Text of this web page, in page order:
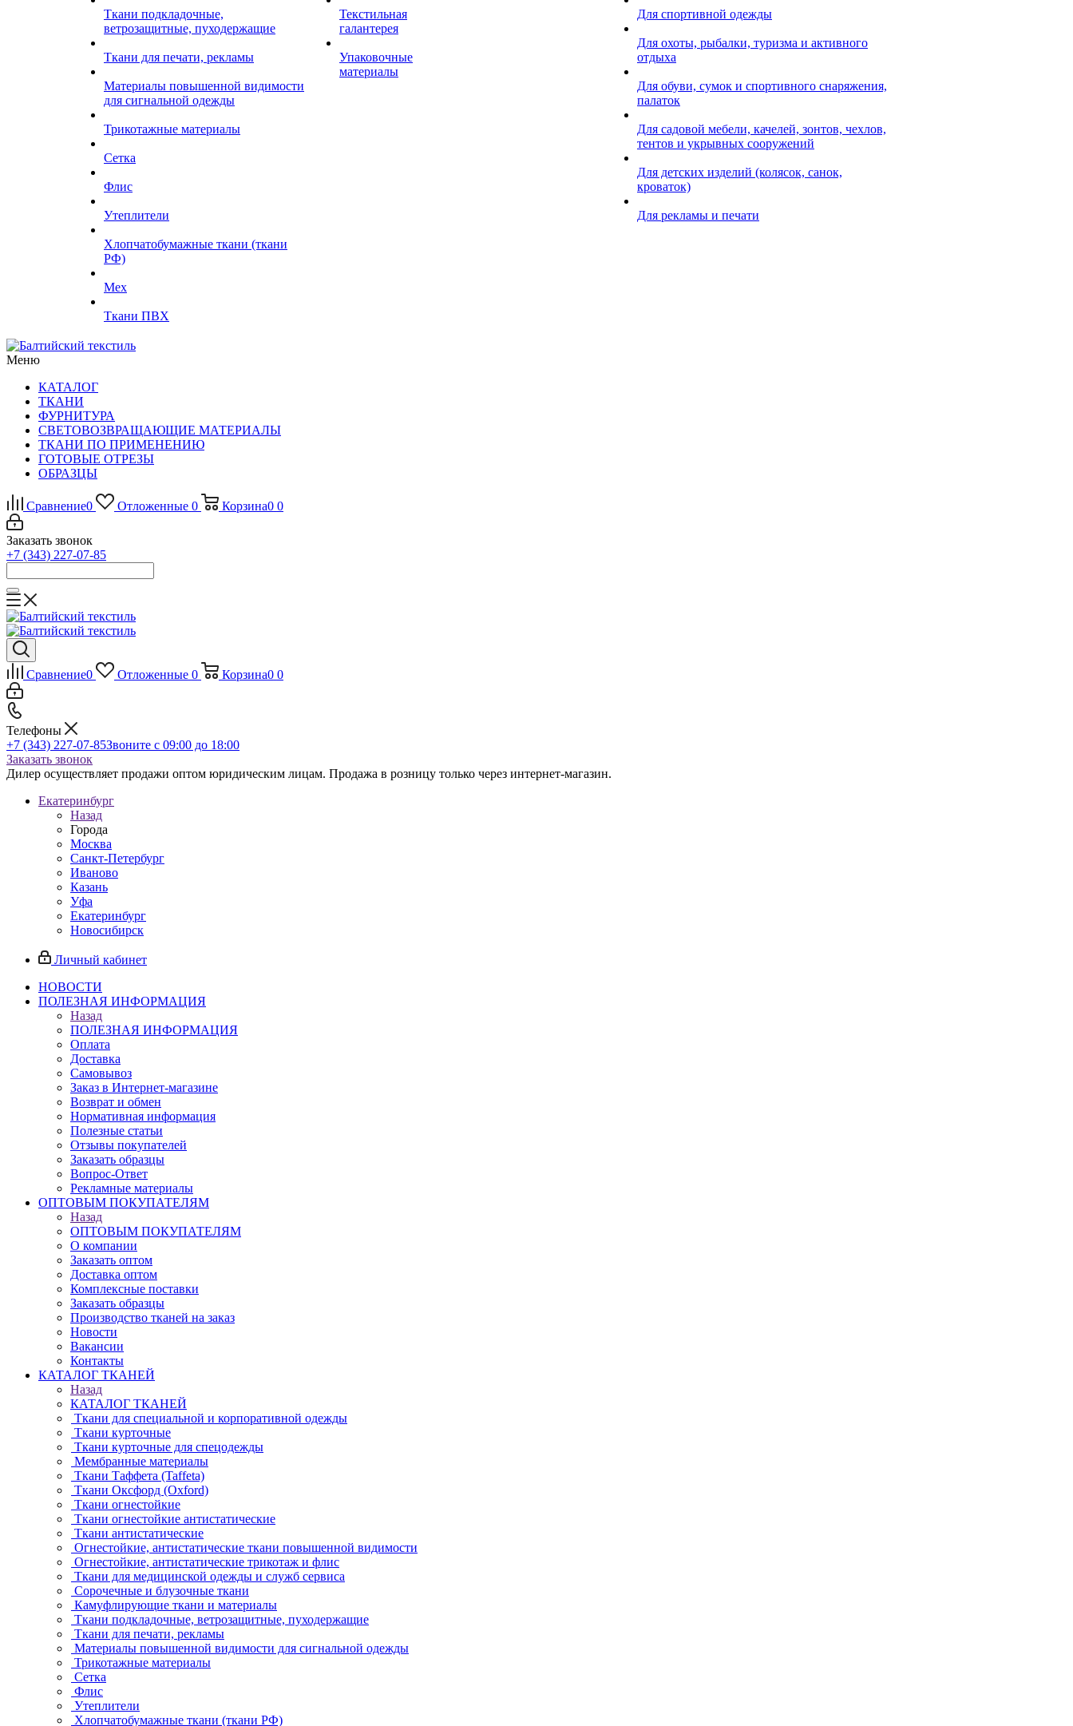
Ткани подкладочные,
ветрозащитные, пуходержащие
Ткани для печати, рекламы
Материалы повышенной видимости
для сигнальной одежды
Трикотажные материалы
Сетка
Флис
Утеплители
Хлопчатобумажные ткани (ткани
РФ)
Мех
Ткани ПВХ
Текстильная
галантерея
Упаковочные
материалы
Для спортивной одежды
Для охоты, рыбалки, туризма и активного
отдыха
Для обуви, сумок и спортивного снаряжения,
палаток
Для садовой мебели, качелей, зонтов, чехлов,
тентов и укрывных сооружений
Для детских изделий (колясок, санок,
кроваток)
Для рекламы и печати
Меню
КАТАЛОГ
ТКАНИ
ФУРНИТУРА
СВЕТОВОЗВРАЩАЮЩИЕ МАТЕРИАЛЫ
ТКАНИ ПО ПРИМЕНЕНИЮ
ГОТОВЫЕ ОТРЕЗЫ
ОБРАЗЦЫ
Сравнение0 Отложенные 0 Корзина0 0
Заказать звонок
+7 (343) 227-07-85
Сравнение0 Отложенные 0 Корзина0 0
Телефоны
+7 (343) 227-07-85Звоните с 09:00 до 18:00
Заказать звонок
Дилер осуществляет продажи оптом юридическим лицам. Продажа в розницу только через интернет-магазин.
Екатеринбург
Назад
Города
Москва
Санкт-Петербург
Иваново
Казань
Уфа
Екатеринбург
Новосибирск
Личный кабинет
НОВОСТИ
ПОЛЕЗНАЯ ИНФОРМАЦИЯ
Назад
ПОЛЕЗНАЯ ИНФОРМАЦИЯ
Оплата
Доставка
Самовывоз
Заказ в Интернет-магазине
Возврат и обмен
Нормативная информация
Полезные статьи
Отзывы покупателей
Заказать образцы
Вопрос-Ответ
Рекламные материалы
ОПТОВЫМ ПОКУПАТЕЛЯМ
Назад
ОПТОВЫМ ПОКУПАТЕЛЯМ
О компании
Заказать оптом
Доставка оптом
Комплексные поставки
Заказать образцы
Производство тканей на заказ
Новости
Вакансии
Контакты
КАТАЛОГ ТКАНЕЙ
Назад
КАТАЛОГ ТКАНЕЙ
Ткани для специальной и корпоративной одежды
Ткани курточные
Ткани курточные для спецодежды
Мембранные материалы
Ткани Таффета (Taffeta)
Ткани Оксфорд (Oxford)
Ткани огнестойкие
Ткани огнестойкие антистатические
Ткани антистатические
Огнестойкие, антистатические ткани повышенной видимости
Огнестойкие, антистатические трикотаж и флис
Ткани для медицинской одежды и служб сервиса
Сорочечные и блузочные ткани
Камуфлирующие ткани и материалы
Ткани подкладочные, ветрозащитные, пуходержащие
Ткани для печати, рекламы
Материалы повышенной видимости для сигнальной одежды
Трикотажные материалы
Сетка
Флис
Утеплители
Хлопчатобумажные ткани (ткани РФ)